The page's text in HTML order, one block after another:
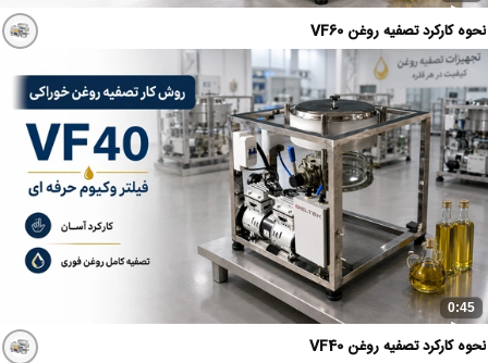
نحوه کارکرد تصفیه روغن VF60
0:45
نحوه کارکرد تصفیه روغن VF40